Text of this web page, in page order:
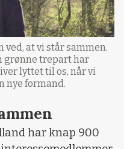
ved, at vi står sammen.
grønne trepart har
lyttet til os, når vi
nye formand.
har knap 900